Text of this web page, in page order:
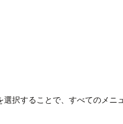
選択することで、すべてのメニ